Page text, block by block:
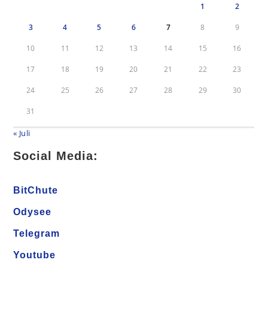
1 2
3 4 5 6 7 8 9
10 11 12 13 14 15 16
17 18 19 20 21 22 23
24 25 26 27 28 29 30
31
« Juli
Social Media:
BitChute
Odysee
Telegram
Youtube